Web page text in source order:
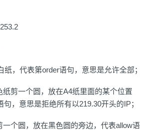
纸，代表第order语句，意思是允许全部；
纸剪一个圆，放在A4纸里面的某个位置
句，意思是拒绝所有以219.30开头的IP；
一个圆，放在黑色圆的旁边，代表allow语